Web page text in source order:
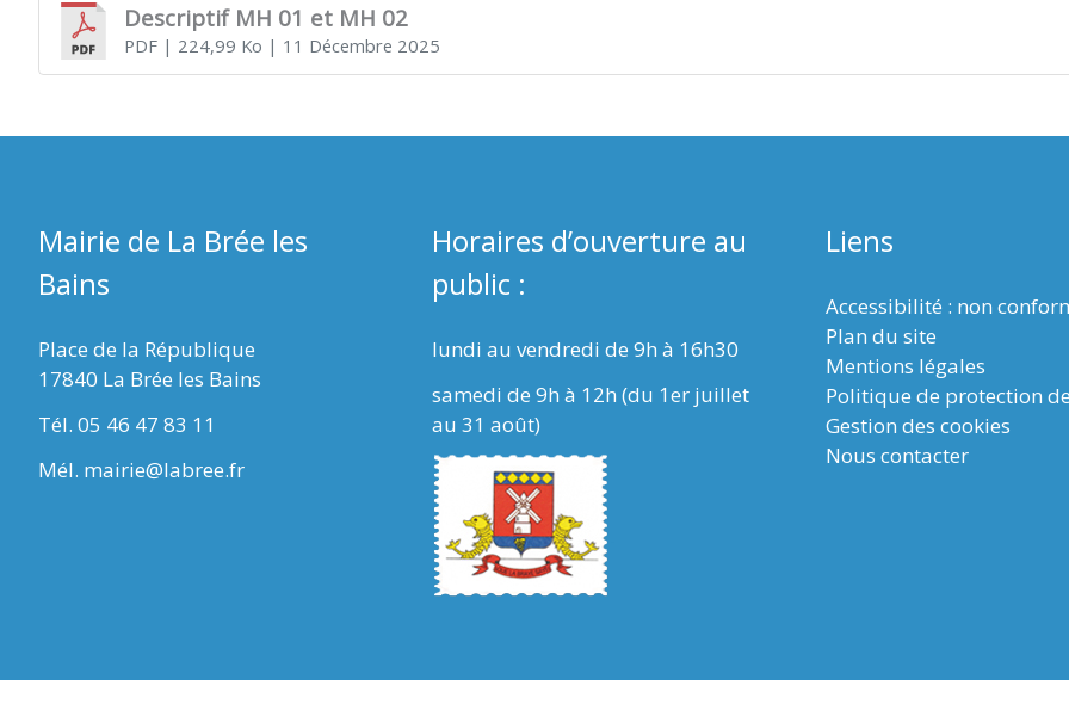
TITRE)
Descriptif MH 01 et MH 02
PDF| 224,99 Ko | 11 Décembre 2025
Mairie de La Brée les
Bains
Place de la République
17840 La Brée les Bains
Tél. 05 46 47 83 11
Mél. mairie@labree.fr
Horaires d’ouverture au
public :
lundi au vendredi de 9h à 16h30
samedi de 9h à 12h (du 1er juillet
au 31 août)
Liens
Accessibilité : non
Plan du site
Mentions légales
Politique de protection
Gestion des cookies
Nous contacter